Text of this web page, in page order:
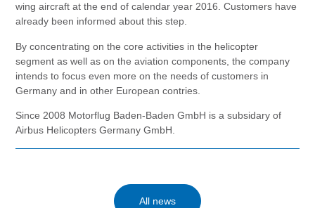
wing aircraft at the end of calendar year 2016. Customers have
already been informed about this step.
By concentrating on the core activities in the helicopter
segment as well as on the aviation components, the company
intends to focus even more on the needs of customers in
Germany and in other European contries.
Since 2008 Motorflug Baden-Baden GmbH is a subsidary of
Airbus Helicopters Germany GmbH.
All news